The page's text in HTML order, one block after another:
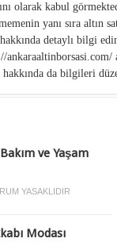
olarak kabul
yanı sıra altın
detaylı bilgi
hakkında da bilgileri
ve Yaşam
YASAKLIDIR
Modası